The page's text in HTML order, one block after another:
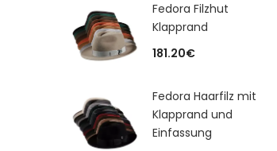
Fedora Filzhut
Klapprand
181.20€
Fedora Haarfilz mit
Klapprand und
Einfassung